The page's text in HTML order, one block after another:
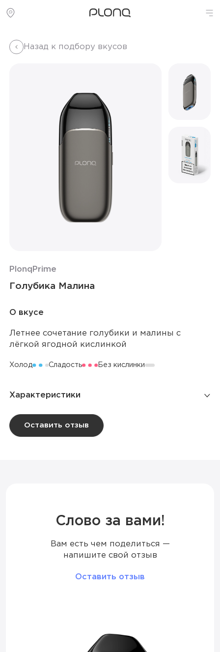
Назад к подбору вкусов
Plonq Prime
Голубика Малина
О вкусе
Летнее сочетание голубики и малины с
лёгкой ягодной кислинкой
Холод Сладость Без кислинки
Характеристики
Количество затяжек
Количество вкусов
Оставить отзыв
Слово за вами!
Вам есть чем поделиться —
напишите свой отзыв
Оставить отзыв